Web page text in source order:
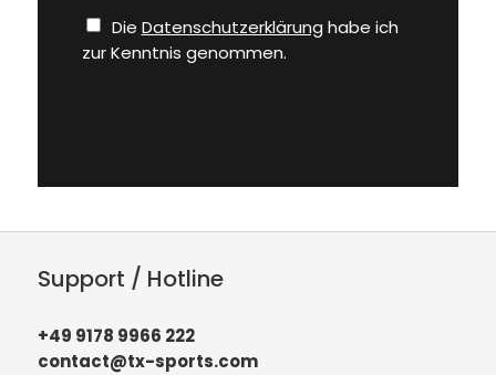
Die Datenschutzerklärung habe ich
zur Kenntnis genommen.
Support / Hotline
+49 9178 9966 222
contact@tx-sports.com